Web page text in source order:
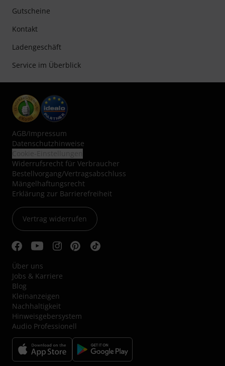
Gutscheine
Kontakt
Ladengeschäft
Service im Überblick
AGB/Impressum
Datenschutzhinweise
Widerrufsrecht für Verbraucher
Bestellvorgang/Vertragsabschluss
Mängelhaftungsrecht
Erklärung zur Barrierefreiheit
Vertrag widerrufen
Über uns
Jobs & Karriere
Blog
Kleinanzeigen
Nachhaltigkeit
Hinweisgebersystem
Audio Professionell